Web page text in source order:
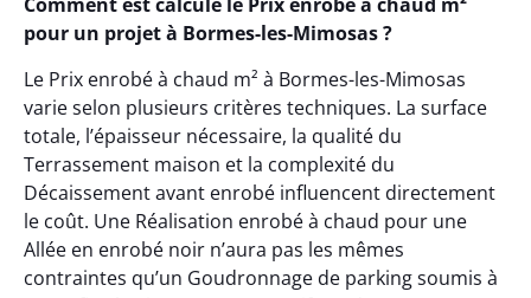
pour un projet à Bormes-les-Mimosas ?
Le Prix enrobé à chaud m² à Bormes-les-Mimosas
varie selon plusieurs critères techniques. La surface
totale, l’épaisseur nécessaire, la qualité du
Terrassement maison et la complexité du
Décaissement avant enrobé influencent directement
le coût. Une Réalisation enrobé à chaud pour une
Allée en enrobé noir n’aura pas les mêmes
contraintes qu’un Goudronnage de parking soumis à